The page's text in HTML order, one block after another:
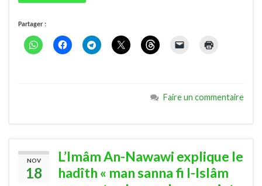
Partager :
Faire un commentaire
NOV
18
L’Imâm An-Nawawi explique le
hadîth « man sanna fi l-Islâm